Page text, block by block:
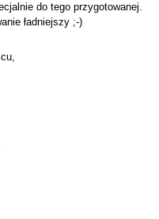
do tego przygotowanej.
ładniejszy ;-)